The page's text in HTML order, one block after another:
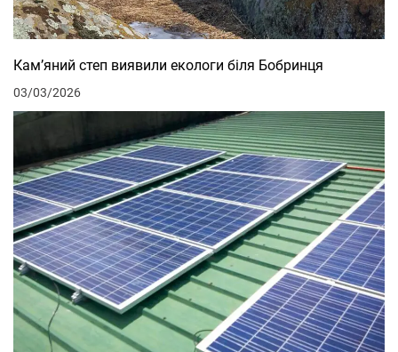
Кам’яний степ виявили екологи біля Бобринця
03/03/2026